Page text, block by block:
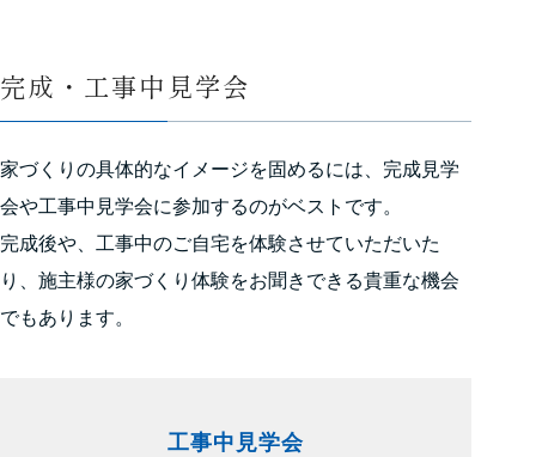
完成・工事中見学会
家づくりの具体的なイメージを固めるには、完成見学
会や工事中見学会に参加するのがベストです。
完成後や、工事中のご自宅を体験させていただいた
り、施主様の家づくり体験をお聞きできる貴重な機会
でもあります。
工事中見学会